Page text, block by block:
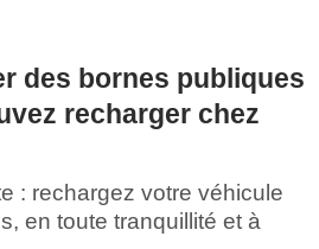
des bornes publiques
recharger chez
: rechargez votre véhicule
en toute tranquillité et à